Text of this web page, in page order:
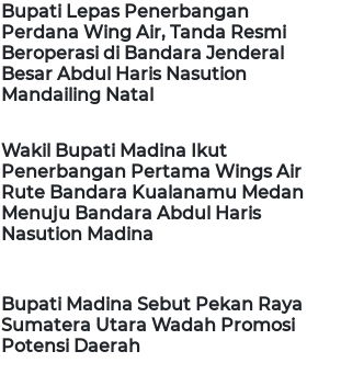
Bupati Lepas Penerbangan
Perdana Wing Air, Tanda Resmi
Beroperasi di Bandara Jenderal
Besar Abdul Haris Nasution
Mandailing Natal
Wakil Bupati Madina Ikut
Penerbangan Pertama Wings Air
Rute Bandara Kualanamu Medan
Menuju Bandara Abdul Haris
Nasution Madina
Bupati Madina Sebut Pekan Raya
Sumatera Utara Wadah Promosi
Potensi Daerah